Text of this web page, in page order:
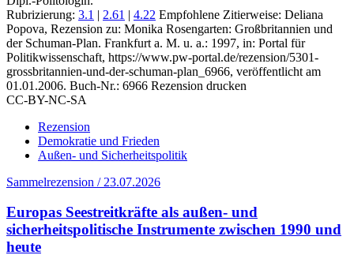
Rubrizierung: 3.1 | 2.61 | 4.22 Empfohlene Zitierweise: Deliana
Popova, Rezension zu: Monika Rosengarten: Großbritannien und
der Schuman-Plan. Frankfurt a. M. u. a.: 1997, in: Portal für
Politikwissenschaft, https://www.pw-portal.de/rezension/5301-
grossbritannien-und-der-schuman-plan_6966, veröffentlicht am
01.01.2006. Buch-Nr.: 6966 Rezension drucken
CC-BY-NC-SA
Rezension
Demokratie und Frieden
Außen- und Sicherheitspolitik
Sammelrezension / 23.07.2026
Europas Seestreitkräfte als außen- und
sicherheitspolitische Instrumente zwischen 1990 und
heute